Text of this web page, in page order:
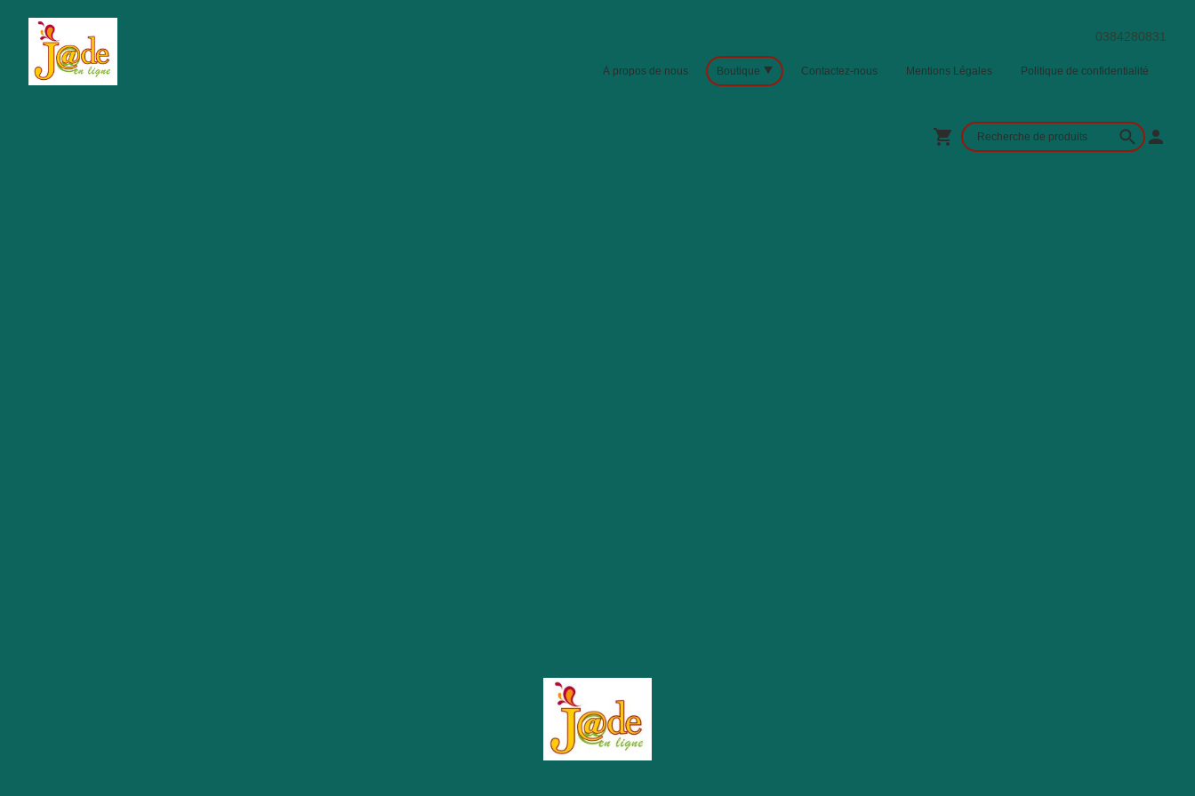
0384280831
À propos de nous Boutique Contactez-nous Mentions Légales Politique de confidentialité